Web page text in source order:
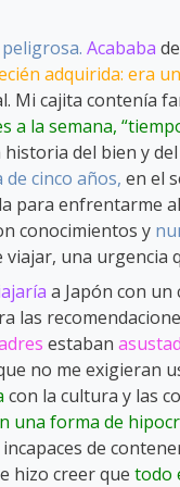
Acababa
adquirida: era
Mi cajita contenía
a la semana,
del bien y
cinco años, en el
para enfrentarme
conocimientos y
viajar, una urgencia
a Japón con
las
estaban
no me exigieran
con la cultura y las
una forma de
de
hizo creer que todo